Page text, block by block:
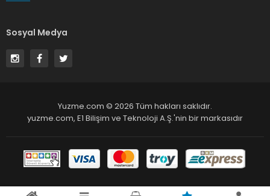
Sosyal Medya
Yuzme.com © 2026 Tüm hakları saklıdır.
yuzme.com, E1 Bilişim ve Teknoloji A.Ş.'nin bir markasıdır